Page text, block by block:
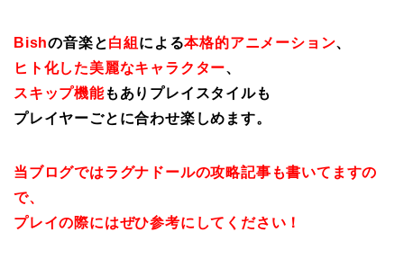
Bishの音楽と白組 による本格的アニメーション、
ヒト化した美麗なキャラクター、
スキップ機能もありプレイスタイルも
プレイヤーごとに合わせ楽しめます。
当ブログではラグナドールの攻略記事も書いてますの
で、
プレイの際にはぜひ参考にしてください！